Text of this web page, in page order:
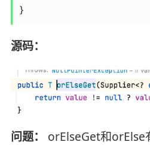
}
源码：
问题：
orElseGet和orElse